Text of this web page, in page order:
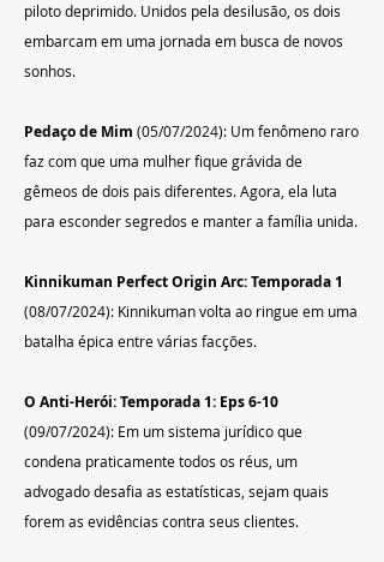
piloto deprimido. Unidos pela desilusão, os dois
embarcam em uma jornada em busca de novos
sonhos.
Pedaço de Mim (05/07/2024): Um fenômeno raro
faz com que uma mulher fique grávida de
gêmeos de dois pais diferentes. Agora, ela luta
para esconder segredos e manter a família unida.
Kinnikuman Perfect Origin Arc: Temporada 1
(08/07/2024): Kinnikuman volta ao ringue em uma
batalha épica entre várias facções.
O Anti-Herói: Temporada 1: Eps 6-10
(09/07/2024): Em um sistema jurídico que
condena praticamente todos os réus, um
advogado desafia as estatísticas, sejam quais
forem as evidências contra seus clientes.